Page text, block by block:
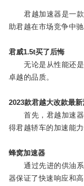
君越加速器是一款
助君越在市场竞争中驰
君威1.5t买了后悔
无论是从性能还是
卓越的品质。
2023款君越大改款最新
首先，君越加速器
得君越轿车的加速能力
蜂窝加速器
通过先进的供油系
器保证了快速响应和高